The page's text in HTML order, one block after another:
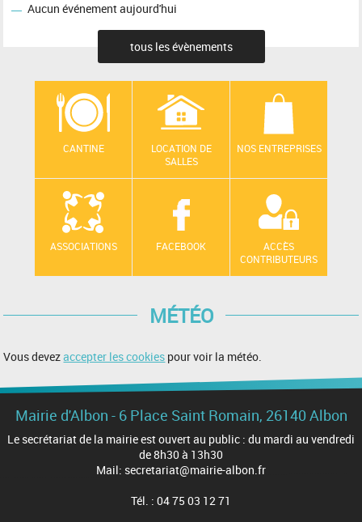
Aucun événement aujourd'hui
tous les évènements
CANTINE
LOCATION DE
SALLES
NOS ENTREPRISES
ASSOCIATIONS FACEBOOK
ACCÈS
CONTRIBUTEURS
MÉTÉO
Vous devezaccepter les cookies pour voir la météo.
Mairie d'Albon - 6 Place Saint Romain, 26140 Albon
Le secrétariat de la mairie est ouvert au public : du mardi au vendredi
de 8h30 à 13h30
Mail: secretariat@mairie-albon.fr
Tél. : 04 75 03 12 71